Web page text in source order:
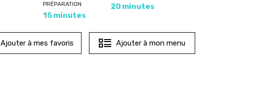
PRÉPARATION
15 minutes
20 minutes
Ajouter à mes favoris Ajouter à mon menu